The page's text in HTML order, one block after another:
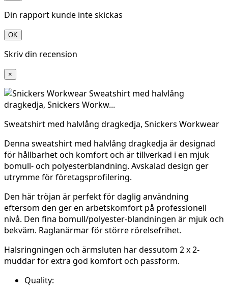
Din rapport kunde inte skickas
OK
Skriv din recension
×
Sweatshirt med halvlång dragkedja, Snickers Workwear
Denna sweatshirt med halvlång dragkedja är designad
för hållbarhet och komfort och är tillverkad i en mjuk
bomull- och polyesterblandning. Avskalad design ger
utrymme för företagsprofilering.
Den här tröjan är perfekt för daglig användning
eftersom den ger en arbetskomfort på professionell
nivå. Den fina bomull/polyester-blandningen är mjuk och
bekväm. Raglanärmar för större rörelsefrihet.
Halsringningen och ärmsluten har dessutom 2 x 2-
muddar för extra god komfort och passform.
Quality: